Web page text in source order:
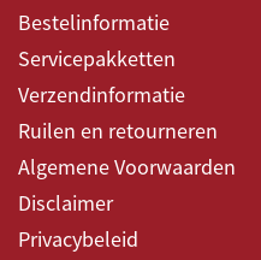
Bestelinformatie
Servicepakketten
Verzendinformatie
Ruilen en retourneren
Algemene Voorwaarden
Disclaimer
Privacybeleid